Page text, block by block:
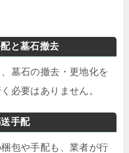
と墓石撤去
墓石の撤去・更地化を
必要はありません。
手配
包や手配も、業者が行